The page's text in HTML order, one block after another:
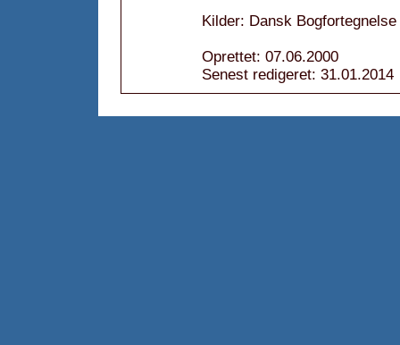
Kilder: Dansk
Oprettet: 07.06.2000
Senest redigeret: 31.01.2014